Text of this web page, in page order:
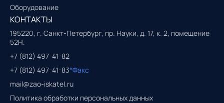
Оборудование
КОНТАКТЫ
195220, г. Санкт-Петербург, пр. Науки, д. 17, к. 2, помещение
52Н.
+7 (812) 497-41-82
+7 (812) 497-41-83*Факс
mail@zao-iskatel.ru
Политика обработки персональных данных